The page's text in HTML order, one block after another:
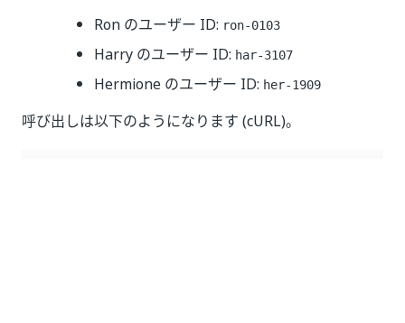
Ron のユーザー ID: ron-0103
Harry のユーザー ID: har-3107
Hermione のユーザー ID: her-1909
呼び出しは以下のようになります (cURL)。